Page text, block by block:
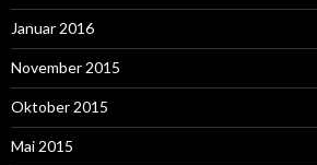
Januar 2016
November 2015
Oktober 2015
Mai 2015